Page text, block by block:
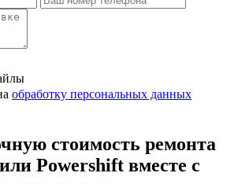
обработку персональных данных
стоимость ремонта
Powershift вместе с